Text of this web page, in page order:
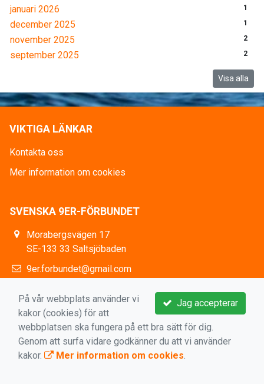
januari 2026 1
december 2025 1
november 2025 2
september 2025 2
Visa alla
VIKTIGA LÄNKAR
Kontakta oss
Mer information om cookies
SVENSKA 9ER-FÖRBUNDET
Morabergsvägen 17
SE-133 33 Saltsjöbaden
9er.forbundet@gmail.com
Jag accepterar
På vår webbplats använder vi
kakor (cookies) för att
webbplatsen ska fungera på ett bra sätt för dig.
Genom att surfa vidare godkänner du att vi använder
kakor.
Mer information om cookies.